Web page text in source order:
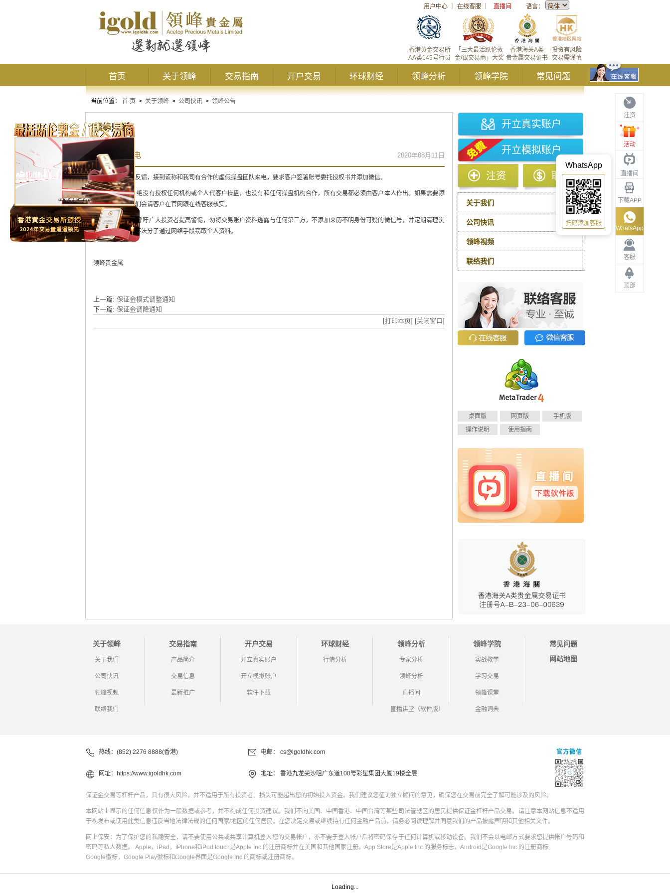
用户中心 在线客服 直播间 语言：
投资有风险
交易需谨慎
香港海关A类
贵金属交易证书
「三大最活跃伦敦
金/银交易商」大奖
香港黄金交易所
AA类145号行员
首页 关于领峰 交易指南 开户交易 环球财经 领峰分析 领峰学院 常见问题
注资
活动
直播间
下载APP
客服
顶部
WhatsApp
WhatsApp
扫码添加客服
当前位置： 首 页 > 关于领峰 > 公司快讯 > 领峰公告
领峰公告
警惕虚假来电 2020年08月11日
近期收到投资者反馈，接到谎称和我司有合作的虚假操盘团队来电，要求客户签署账号委托授权书并添加微信。
我司严正声明，绝没有授权任何机构或个人代客户操盘，也没有和任何操盘机构合作，所有交易都必须由客户本人作出。如果需要添
加客户微信，我们会请客户在官网跟在线客服核实。
领峰贵金属再次呼吁广大投资者提高警惕，勿将交易账户资料透露与任何第三方，不添加来历不明身份可疑的微信号，并定期清理浏
览器缓存，以防不法分子通过网络手段窃取个人资料。
领峰贵金属
上一篇: 保证金模式调整通知
下一篇: 保证金调降通知
[打印本页] [关闭窗口]
开立真实账户
开立模拟账户
注资 取款
关于我们
公司快讯
领峰视频
联络我们
桌面版 网页版
手机版
操作说明
使用指南
关于领峰
关于我们
公司快讯
领峰视频
联络我们
交易指南
产品简介
交易信息
最新推广
开户交易
开立真实账户
开立模拟账户
软件下载
环球财经
行情分析
领峰分析
专家分析
领峰分析
直播间
直播讲堂（软件版）
领峰学院
实战教学
学习交易
领峰课堂
金融词典
常见问题
网站地图
热线：(852) 2276 8888(香港) 电邮： cs@igoldhk.com
网址： https://www.igoldhk.com 地址： 香港九龙尖沙咀广东道100号彩星集团大厦19楼全层
官方微信
保证金交易等杠杆产品，具有很大风险，并不适用于所有投资者。损失可能超出您的初始投入资金。我们建议您征询独立顾问的意见，确保您在交易前完全了解可能涉及的风险。
本网站上显示的任何信息仅作为一般数据或参考，并不构成任何投资建议。我们不向美国、中国香港、中国台湾等某些司法管辖区的居民提供保证金杠杆产品交易。请注意本网站信息不适用
于视发布或使用此类信息违反当地法律法规的任何国家/地区的任何居民。在您决定交易或继续持有任何金融产品前，请务必阅读理解并同意我们的产品披露声明和其他相关文件。
网上保安：为了保护您的私隐安全，请不要使用公共或共享计算机登入您的交易帐户，亦不要于登入帐户后将密码保存于任何计算机或移动设备。我们不会以电邮方式要求您提供帐户号码和
密码等私人数据。 Apple，iPad，iPhone和iPod touch是Apple Inc.的注册商标并在美国和其他国家注册。App Store是Apple Inc.的服务标志，Android是Google Inc.的注册商标。
Google徽标，Google Play徽标和Google界面是Google Inc.的商标或注册商标。
Loading...